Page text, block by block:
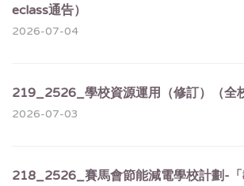
eclass通告）
2026-07-04
219_2526_學校資源運用（修訂）（全
2026-07-03
218_2526_賽馬會節能減電學校計劃-